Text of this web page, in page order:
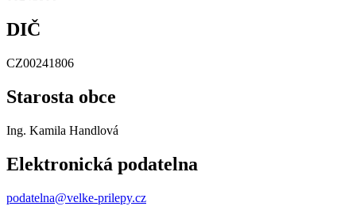
DIČ
CZ00241806
Starosta obce
Ing. Kamila Handlová
Elektronická podatelna
podatelna@velke-prilepy.cz